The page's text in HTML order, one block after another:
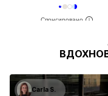
Carla S.